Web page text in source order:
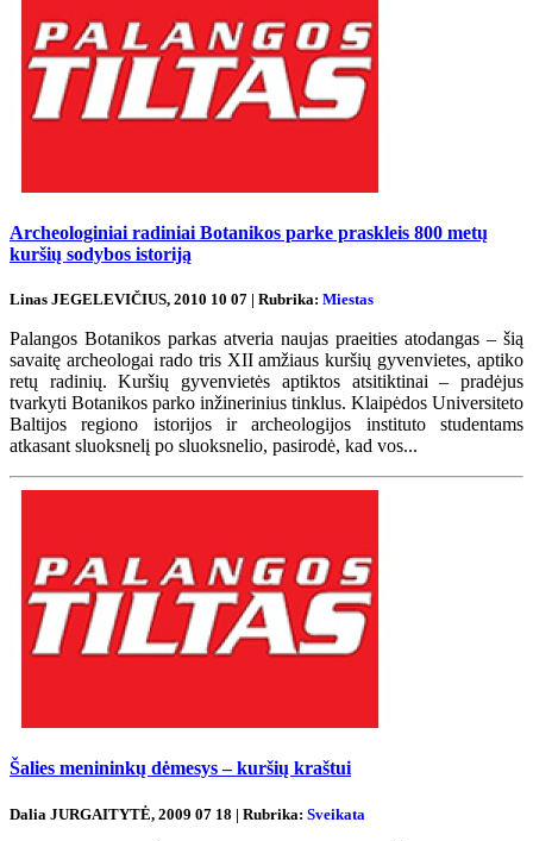
Archeologiniai radiniai Botanikos parke praskleis 800 metų
kuršių sodybos istoriją
Linas JEGELEVIČIUS, 2010 10 07 | Rubrika: Miestas
Palangos Botanikos parkas atveria naujas praeities atodangas – šią
savaitę archeologai rado tris XII amžiaus kuršių gyvenvietes, aptiko
retų radinių. Kuršių gyvenvietės aptiktos atsitiktinai – pradėjus
tvarkyti Botanikos parko inžinerinius tinklus. Klaipėdos Universiteto
Baltijos regiono istorijos ir archeologijos instituto studentams
atkasant sluoksnelį po sluoksnelio, pasirodė, kad vos...
Šalies menininkų dėmesys – kuršių kraštui
Dalia JURGAITYTĖ, 2009 07 18 | Rubrika: Sveikata